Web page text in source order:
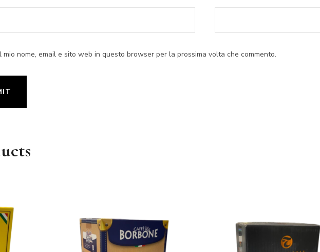
mio nome, email e sito web in questo browser per la prossima volta che commento.